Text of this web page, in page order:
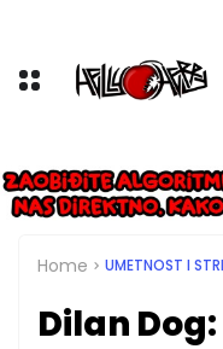
Home UMETNOST I
Dilan